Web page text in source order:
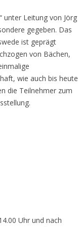
unter Leitung von Jörg
gegeben. Das
ist geprägt
von Bächen,
wie auch bis heute
die Teilnehmer zum
Uhr und nach